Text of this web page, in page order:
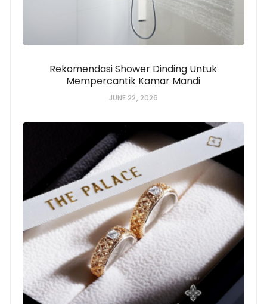
Rekomendasi Shower Dinding Untuk
Mempercantik Kamar Mandi
JUNE 22, 2026